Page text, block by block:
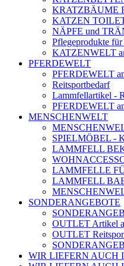
KRATZBÄUME
KATZEN
NÄPFE und
Pflegeprodukte für
KATZENWELT
PFERDEWELT
PFERDEWELT
Reitsportbedarf
Lammfellartikel -
PFERDEWELT
MENSCHENWELT
SPIELMÖBEL -
LAMMFELL
LAMMFELLE
LAMMFELL
SONDERANGEBOTE
OUTLET Artikel
OUTLET
WIR LIEFERN AUCH